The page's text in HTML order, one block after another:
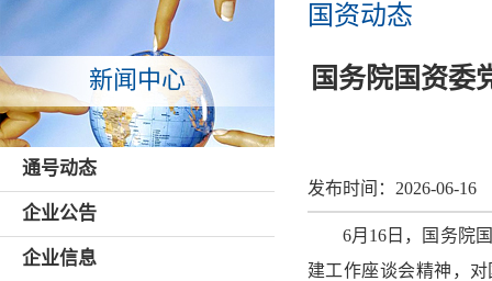
新闻中心
通号动态
企业公告
企业信息
国资动态
国务院国资委
发布时间： 2026-06-16
6月16日，国务院
建工作座谈会精神，